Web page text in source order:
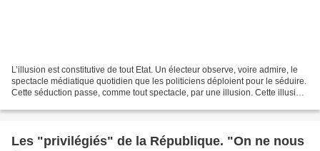
L’illusion est constitutive de tout Etat. Un électeur observe, voire admire, le
spectacle médiatique quotidien que les politiciens déploient pour le séduire.
Cette séduction passe, comme tout spectacle, par une illusion. Cette illusion
Les "privilégiés" de la République. "On ne nous